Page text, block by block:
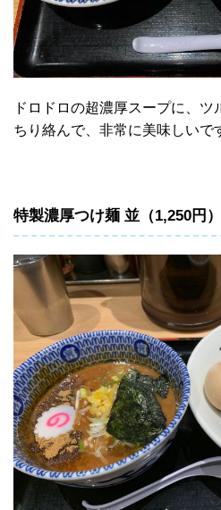
ドロドロの超濃厚スープに、
ちり絡んで、非常に美味しいで
特製濃厚つけ麺 並（1,250円）